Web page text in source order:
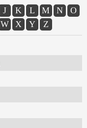
J K L M N
O
W X Y Z